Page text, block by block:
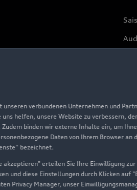
verbundenen Unternehmen und
helfen, unsere Website zu verbessern,
binden wir externe Inhalte ein, um
Daten von Ihrem Browser
bezeichnet.
erteilen Sie Ihre Einwilligung
und diese Einstellungen durch Klicken
Privacy Manager, unser